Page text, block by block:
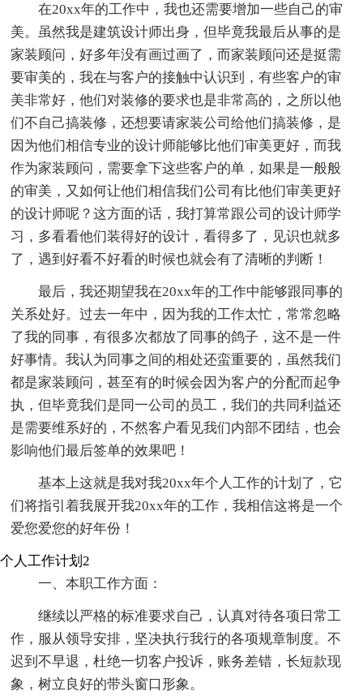
在20xx年的工作中，我也还需要增加一些自己的审
美。虽然我是建筑设计师出身，但毕竟我最后从事的是
家装顾问，好多年没有画过画了，而家装顾问还是挺需
要审美的，我在与客户的接触中认识到，有些客户的审
美非常好，他们对装修的要求也是非常高的，之所以他
们不自己搞装修，还想要请家装公司给他们搞装修，是
因为他们相信专业的设计师能够比他们审美更好，而我
作为家装顾问，需要拿下这些客户的单，如果是一般般
的审美，又如何让他们相信我们公司有比他们审美更好
的设计师呢？这方面的话，我打算常跟公司的设计师学
习，多看看他们装得好的设计，看得多了，见识也就多
了，遇到好看不好看的时候也就会有了清晰的判断！
最后，我还期望我在20xx年的工作中能够跟同事的
关系处好。过去一年中，因为我的工作太忙，常常忽略
了我的同事，有很多次都放了同事的鸽子，这不是一件
好事情。我认为同事之间的相处还蛮重要的，虽然我们
都是家装顾问，甚至有的时候会因为客户的分配而起争
执，但毕竟我们是同一公司的员工，我们的共同利益还
是需要维系好的，不然客户看见我们内部不团结，也会
影响他们最后签单的效果吧！
基本上这就是我对我20xx年个人工作的计划了，它
们将指引着我展开我20xx年的工作，我相信这将是一个
爱您爱您的好年份！
个人工作计划2
一、本职工作方面：
继续以严格的标准要求自己，认真对待各项日常工
作，服从领导安排，坚决执行我行的各项规章制度。不
迟到不早退，杜绝一切客户投诉，账务差错，长短款现
象，树立良好的带头窗口形象。